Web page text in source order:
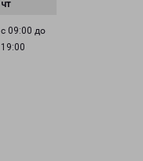
с 09:00 до
19:00